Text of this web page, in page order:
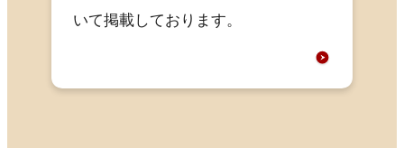
いて掲載しております。